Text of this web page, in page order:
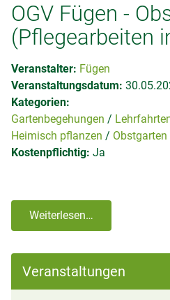
Veranstaltungen
OGV Fügen -
(Pflegearbeiten
Veranstalter: Fügen
Veranstaltungsdatum:
Kategorien:
Gartenbegehungen
Heimisch pflanzen
Obstgarten
Kostenpflichtig: Ja
Weiterlesen…